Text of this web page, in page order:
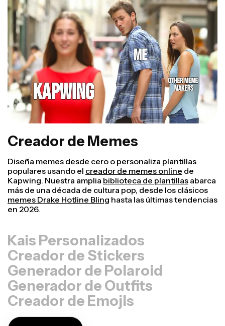
Creador de Memes
Diseña memes desde cero o personaliza plantillas
populares usando el creador de memes online de
Kapwing. Nuestra amplia biblioteca de plantillas abarca
más de una década de cultura pop, desde los clásicos
memes Drake Hotline Bling hasta las últimas tendencias
en 2026.
Kais Personalizados
Creador de Stickers
Generador de Polaroid
Generador de Outfits
Creador de Emojis